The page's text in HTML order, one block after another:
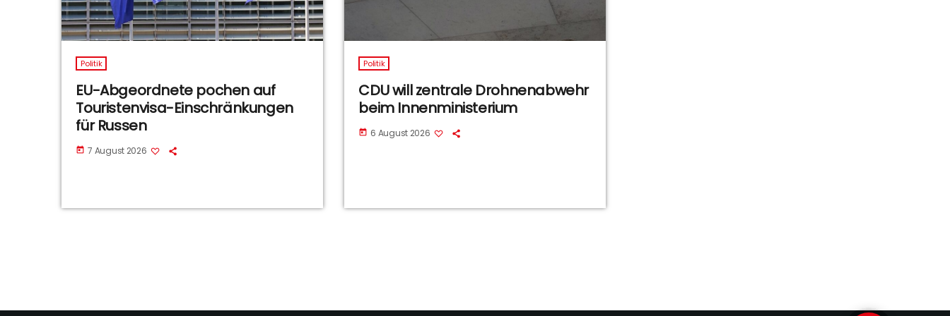
Politik
EU-Abgeordnete pochen auf
Touristenvisa-Einschränkungen
für Russen
today 7 August 2026
Politik
CDU will zentrale Drohnenabwehr
beim Innenministerium
today 6 August 2026